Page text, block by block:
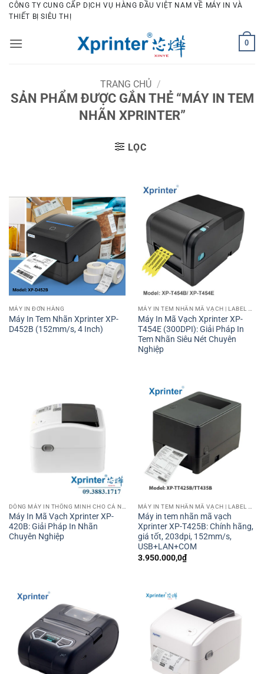
Bỏ
qua
dung
CÔNG TY CUNG CẤP DỊCH VỤ HÀNG ĐẦU VIỆT NAM VỀ MÁY IN VÀ
THIẾT BỊ SIÊU THỊ
0
TRANG CHỦ /
SẢN PHẨM ĐƯỢC GẮN THẺ “MÁY IN TEM
NHÃN XPRINTER”
LỌC
MÁY IN ĐƠN HÀNG
Máy In Tem Nhãn Xprinter XP-
D452B (152mm/s, 4 Inch)
Máy In Mã Vạch Xprinter XP-
T454E (300DPI): Giải Pháp In
Tem Nhãn Siêu Nét Chuyên
Nghiệp
Máy In Mã Vạch Xprinter XP-
420B: Giải Pháp In Nhãn
Chuyên Nghiệp
Máy in tem nhãn mã vạch
Xprinter XP-T425B: Chính hãng,
giá tốt, 203dpi, 152mm/s,
USB+LAN+COM
3.950.000,0₫